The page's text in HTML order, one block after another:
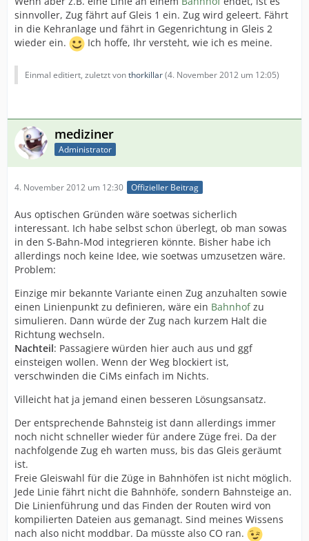
sinnvoller, Zug fährt auf Gleis 1 ein. Zug wird geleert. Fährt
in die Kehranlage und fährt in Gegenrichtung in Gleis 2
wieder ein.
Ich hoffe, Ihr versteht, wie ich es meine.
Einmal editiert, zuletzt vonthorkillar(4. November 2012 um 12:05)
mediziner
Administrator
4. November 2012 um 12:30 Offizieller Beitrag
Aus optischen Gründen wäre soetwas sicherlich
interessant. Ich habe selbst schon überlegt, ob man sowas
in den S-Bahn-Mod integrieren könnte. Bisher habe ich
allerdings noch keine Idee, wie soetwas umzusetzen wäre.
Problem:
Einzige mir bekannte Variante einen Zug anzuhalten sowie
einen Linienpunkt zu definieren, wäre ein Bahnhofzu
simulieren. Dann würde der Zug nach kurzem Halt die
Richtung wechseln.
Nachteil: Passagiere würden hier auch aus und ggf
einsteigen wollen. Wenn der Weg blockiert ist,
verschwinden die CiMs einfach im Nichts.
Villeicht hat ja jemand einen besseren Lösungsansatz.
Der entsprechende Bahnsteig ist dann allerdings immer
noch nicht schneller wieder für andere Züge frei. Da der
nachfolgende Zug eh warten muss, bis das Gleis geräumt
ist.
Freie Gleiswahl für die Züge in Bahnhöfen ist nicht möglich.
Jede Linie fährt nicht die Bahnhöfe, sondern Bahnsteige an.
Die Linienführung und das Finden der Routen wird von
kompilierten Dateien aus gemanagt. Sind meines Wissens
nach also nicht moddbar. Da müsste also CO ran.